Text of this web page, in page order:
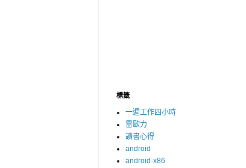
標籤
一週工作四小時
雷歐力
讀書心得
android
android-x86